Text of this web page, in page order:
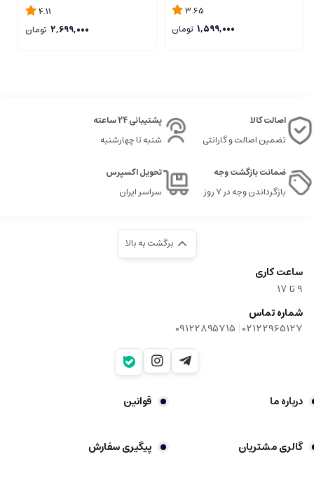
3.65
1,599,000 تومان
4.11
2,699,000 تومان
اصالت کالا
تضمین اصالت و گارانتی
پشتیبانی 24 ساعته
شنبه تا چهارشنبه
ضمانت بازگشت وجه
بازگرداندن وجه در ۷ روز
تحویل اکسپرس
سراسر ایران
برگشت به بالا
ساعت کاری
9‌ تا ۱۷
شماره تماس
02122965127
|
09122895715
درباره ما قوانین
گالری مشتریان پیگیری سفارش